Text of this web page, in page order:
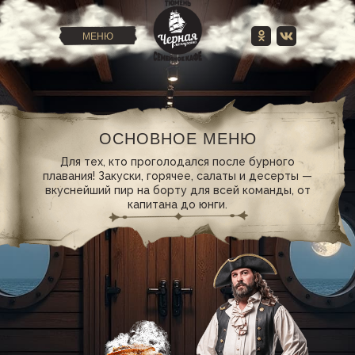
Для тех, кто проголодался после бурного
плавания! Закуски, горячее, салаты и десерты —
вкуснейший пир на борту для всей команды, от
капитана до юнги.
ОСНОВНОЕ МЕНЮ
МЕНЮ